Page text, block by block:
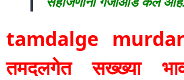
tamdalge
तमदलगेत सख्ख्या